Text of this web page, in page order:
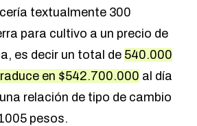
textualmente 300
para cultivo a un precio de
es decir un total de 540.000
en $542.700.000 al día
relación de tipo de cambio
pesos.